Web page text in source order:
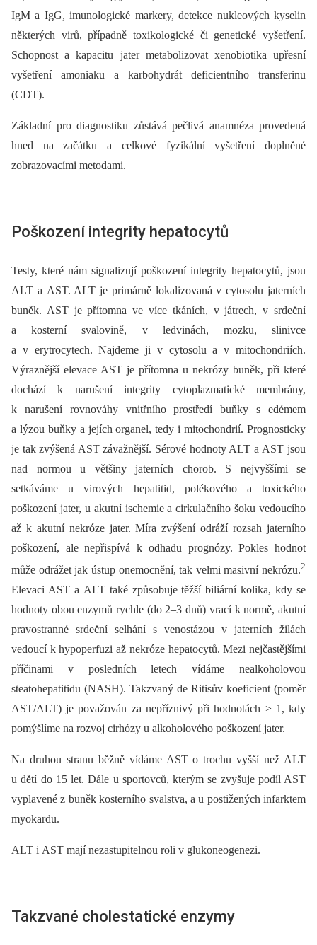
IgM a IgG, imunologické markery, detekce nukleových kyselin
některých virů, případně toxikologické či genetické vyšetření.
Schopnost a kapacitu jater metabolizovat xenobiotika upřesní
vyšetření amoniaku a karbohydrát deficientního transferinu
(CDT).
Základní pro diagnostiku zůstává pečlivá anamnéza provedená
hned na začátku a celkové fyzikální vyšetření doplněné
zobrazovacími metodami.
Poškození integrity hepatocytů
Testy, které nám signalizují poškození integrity hepatocytů, jsou
ALT a AST. ALT je primárně lokalizovaná v cytosolu jaterních
buněk. AST je přítomna ve více tkáních, v játrech, v srdeční
a kosterní svalovině, v ledvinách, mozku, slinivce
a v erytrocytech. Najdeme ji v cytosolu a v mitochondriích.
Výraznější elevace AST je přítomna u nekrózy buněk, při které
dochází k narušení integrity cytoplazmatické membrány,
k narušení rovnováhy vnitřního prostředí buňky s edémem
a lýzou buňky a jejích organel, tedy i mitochondrií. Prognosticky
je tak zvýšená AST závažnější. Sérové hodnoty ALT a AST jsou
nad normou u většiny jaterních chorob. S nejvyššími se
setkáváme u virových hepatitid, polékového a toxického
poškození jater, u akutní ischemie a cirkulačního šoku vedoucího
až k akutní nekróze jater. Míra zvýšení odráží rozsah jaterního
poškození, ale nepřispívá k odhadu prognózy. Pokles hodnot
může odrážet jak ústup onemocnění, tak velmi masivní nekrózu.2
Elevaci AST a ALT také způsobuje těžší biliární kolika, kdy se
hodnoty obou enzymů rychle (do 2–3 dnů) vrací k normě, akutní
pravostranné srdeční selhání s venostázou v jaterních žilách
vedoucí k hypoperfuzi až nekróze hepatocytů. Mezi nejčastějšími
příčinami v posledních letech vídáme nealkoholovou
steatohepatitidu (NASH). Takzvaný de Ritisův koeficient (poměr
AST/ALT) je považován za nepříznivý při hodnotách > 1, kdy
pomýšlíme na rozvoj cirhózy u alkoholového poškození jater.
Na druhou stranu běžně vídáme AST o trochu vyšší než ALT
u dětí do 15 let. Dále u sportovců, kterým se zvyšuje podíl AST
vyplavené z buněk kosterního svalstva, a u postižených infarktem
myokardu.
ALT i AST mají nezastupitelnou roli v glukoneogenezi.
Takzvané cholestatické enzymy